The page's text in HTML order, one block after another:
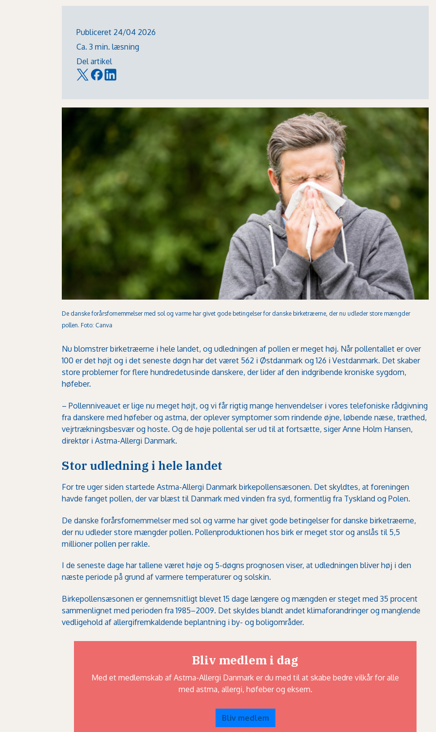
Publiceret 24/04 2026
Ca. 3 min. læsning
Del artikel
De danske forårsfornemmelser med sol og varme har givet gode betingelser for danske birketræerne, der nu udleder store mængder
pollen. Foto: Canva
Nu blomstrer birketræerne i hele landet, og udledningen af pollen er meget høj. Når pollentallet er over
100 er det højt og i det seneste døgn har det været 562 i Østdanmark og 126 i Vestdanmark. Det skaber
store problemer for flere hundredetusinde danskere, der lider af den indgribende kroniske sygdom,
høfeber.
– Pollenniveauet er lige nu meget højt, og vi får rigtig mange henvendelser i vores telefoniske rådgivning
fra danskere med høfeber og astma, der oplever symptomer som rindende øjne, løbende næse, træthed,
vejrtrækningsbesvær og hoste. Og de høje pollental ser ud til at fortsætte, siger Anne Holm Hansen,
direktør i Astma-Allergi Danmark.
Stor udledning i hele landet
For tre uger siden startede Astma-Allergi Danmark birkepollensæsonen. Det skyldtes, at foreningen
havde fanget pollen, der var blæst til Danmark med vinden fra syd, formentlig fra Tyskland og Polen.
De danske forårsfornemmelser med sol og varme har givet gode betingelser for danske birketræerne,
der nu udleder store mængder pollen. Pollenproduktionen hos birk er meget stor og anslås til 5,5
millioner pollen per rakle.
I de seneste dage har tallene været høje og 5-døgns prognosen viser, at udledningen bliver høj i den
næste periode på grund af varmere temperaturer og solskin.
Birkepollensæsonen er gennemsnitligt blevet 15 dage længere og mængden er steget med 35 procent
sammenlignet med perioden fra 1985–2009. Det skyldes blandt andet klimaforandringer og manglende
vedligehold af allergifremkaldende beplantning i by- og boligområder.
Bliv medlem i dag
Med et medlemskab af Astma-Allergi Danmark er du med til at skabe bedre vilkår for alle
med astma, allergi, høfeber og eksem.
Bliv medlem